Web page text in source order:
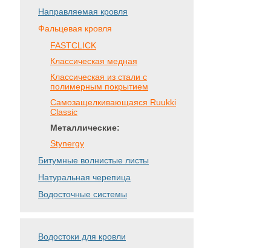
Направляемая кровля
Фальцевая кровля
FASTCLICK
Классическая медная
Классическая из стали с
полимерным покрытием
Самозащелкивающаяся Ruukki
Classic
Металлические:
Stynergy
Битумные волнистые листы
Натуральная черепица
Водосточные системы
Водостоки для кровли